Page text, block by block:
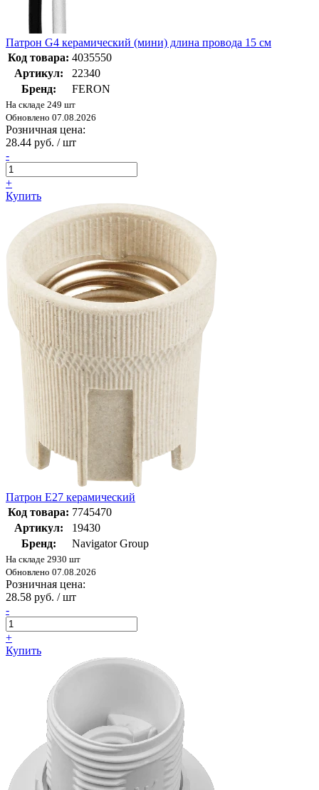
Патрон G4 керамический (мини) длина провода 15 см
Код товара: 4035550
Артикул:
22340
Бренд:
FERON
На складе 249 шт
Обновлено 07.08.2026
Розничная цена:
28.44 руб. / шт
-
+
Купить
Патрон Е27 керамический
Код товара: 7745470
Артикул:
19430
Бренд:
Navigator Group
На складе 2930 шт
Обновлено 07.08.2026
Розничная цена:
28.58 руб. / шт
-
+
Купить